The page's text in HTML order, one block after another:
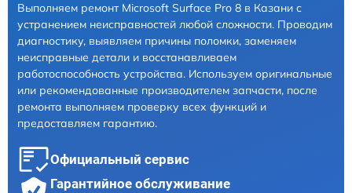
Выполняем ремонт Microsoft Surface Pro 8 в Казани с
устранением неисправностей любой сложности. Проводим
диагностику, выявляем причины поломки, заменяем
неисправные детали и восстанавливаем
работоспособность устройства. Используем оригинальные
или рекомендованные производителем запчасти, после
ремонта выполняем проверку всех функций и
предоставляем гарантию.
Официальный сервис
Гарантийное обслуживание